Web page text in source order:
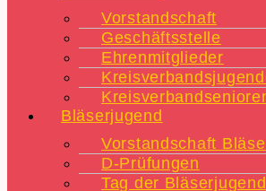
Vorstandschaft
Geschäftsstelle
Ehrenmitglieder
Bläserjugend
Vorstandschaft
D-Prüfungen
Tag der Bläserjugend